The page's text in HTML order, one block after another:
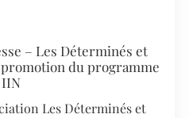
– Les Déterminés et
promotion du programme
IIN
Les Déterminés et